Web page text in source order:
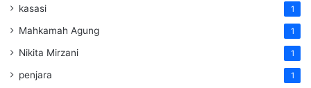
kasasi 1
Mahkamah Agung 1
Nikita Mirzani 1
penjara 1